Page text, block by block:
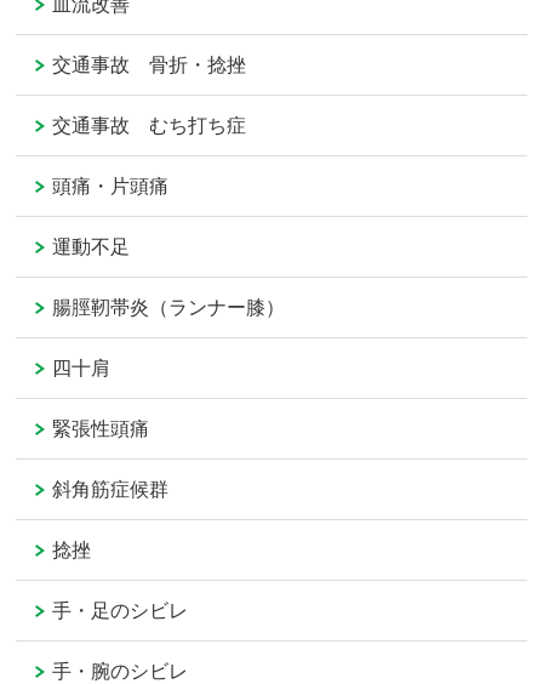
血流改善
交通事故 骨折・捻挫
交通事故 むち打ち症
頭痛・片頭痛
運動不足
腸脛靭帯炎（ランナー膝）
四十肩
緊張性頭痛
斜角筋症候群
捻挫
手・足のシビレ
手・腕のシビレ